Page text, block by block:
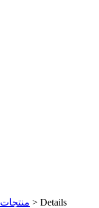
منتجات > Details